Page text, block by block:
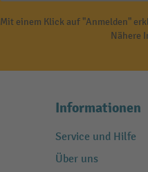
Mit einem Klick auf "Anmelden"
Nähere
Informationen
Service und Hilfe
Über uns